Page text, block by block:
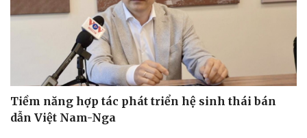
Tiềm năng hợp tác phát triển hệ sinh thái bán
dẫn Việt Nam-Nga